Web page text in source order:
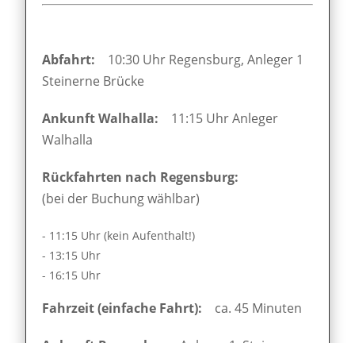
Abfahrt: 10:30 Uhr Regensburg, Anleger 1
Steinerne Brücke
Ankunft Walhalla: 11:15 Uhr Anleger
Walhalla
Rückfahrten nach Regensburg:
(bei der Buchung wählbar)
- 11:15 Uhr (kein Aufenthalt!)
- 13:15 Uhr
- 16:15 Uhr
Fahrzeit (einfache Fahrt): ca. 45 Minuten